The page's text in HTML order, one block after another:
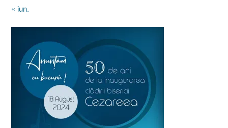
« iun.